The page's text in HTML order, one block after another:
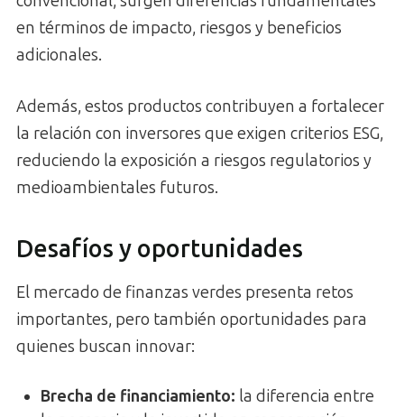
en términos de impacto, riesgos y beneficios
adicionales.
Además, estos productos contribuyen a fortalecer
la relación con inversores que exigen criterios ESG,
reduciendo la exposición a riesgos regulatorios y
medioambientales futuros.
Desafíos y oportunidades
El mercado de finanzas verdes presenta retos
importantes, pero también oportunidades para
quienes buscan innovar:
Brecha de financiamiento: la diferencia entre